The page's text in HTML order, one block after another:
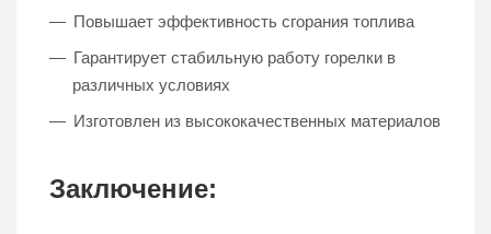
Повышает эффективность сгорания топлива
Гарантирует стабильную работу горелки в
различных условиях
Изготовлен из высококачественных материалов
Заключение: